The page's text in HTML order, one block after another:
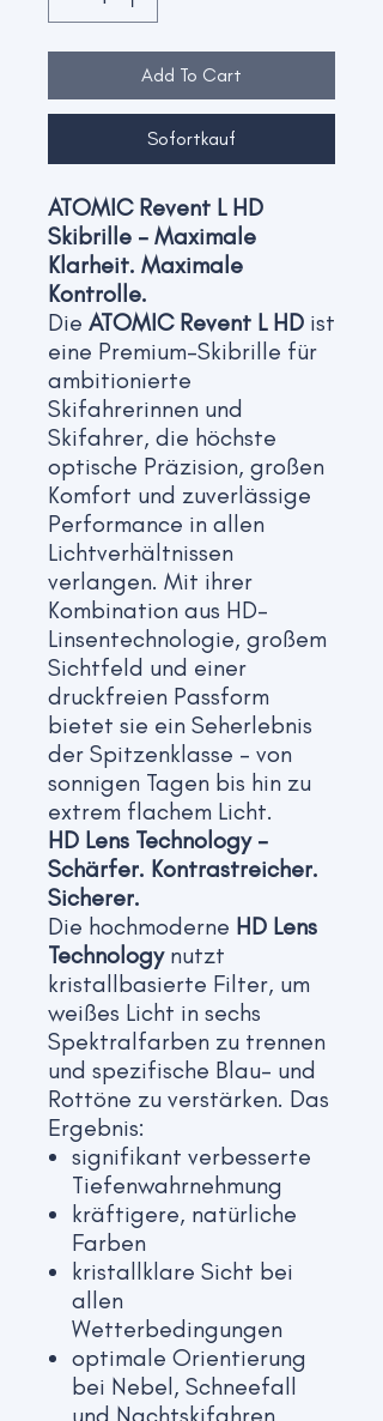
Add To Cart
Sofortkauf
ATOMIC Revent L HD
Skibrille – Maximale
Klarheit. Maximale
Kontrolle.
Die ATOMIC Revent L HD ist
eine Premium-Skibrille für
ambitionierte
Skifahrerinnen und
Skifahrer, die höchste
optische Präzision, großen
Komfort und zuverlässige
Performance in allen
Lichtverhältnissen
verlangen. Mit ihrer
Kombination aus HD-
Linsentechnologie, großem
Sichtfeld und einer
druckfreien Passform
bietet sie ein Seherlebnis
der Spitzenklasse – von
sonnigen Tagen bis hin zu
extrem flachem Licht.
HD Lens Technology –
Schärfer. Kontrastreicher.
Sicherer.
Die hochmoderne HD Lens
Technologynutzt
kristallbasierte Filter, um
weißes Licht in sechs
Spektralfarben zu trennen
und spezifische Blau- und
Rottöne zu verstärken. Das
Ergebnis:
signifikant verbesserte
Tiefenwahrnehmung
kräftigere, natürliche
Farben
kristallklare Sicht bei
allen
Wetterbedingungen
optimale Orientierung
bei Nebel, Schneefall
und Nachtskifahren